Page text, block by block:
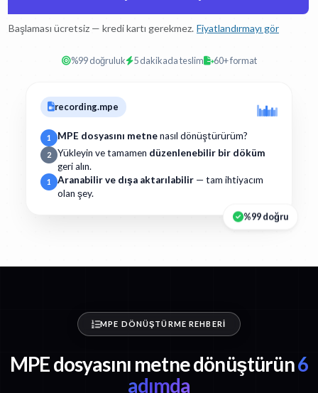
Başlaması ücretsiz — kredi kartı gerekmez. Fiyatlandırmayı gör
%99 doğruluk 5 dakikada teslim 60+ format
recording.mpe
1 MPE dosyasını metnenasıl dönüştürürüm?
2 Yükleyin ve tamamen düzenlenebilir bir döküm
geri alın.
1 Aranabilir ve dışa aktarılabilir — tam ihtiyacım
olan şey.
%99 doğru
MPE DÖNÜŞTÜRME REHBERI
MPE dosyasını metne dönüştürün6
adımda